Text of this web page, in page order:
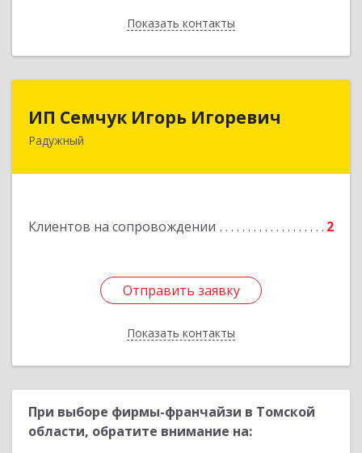
Показать контакты
Назад
ИП Семчук Игорь Игоревич
Радужный
Клиентов на сопровождении 2
Отправить заявку
Показать контакты
628464, ХМАО-Югра, г. Радужный, 1 мкн.,
Отправить заявку
Назад
При выборе фирмы-франчайзи в Томской
области, обратите внимание на: